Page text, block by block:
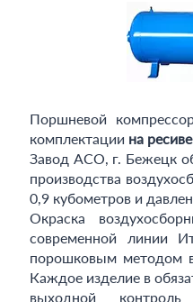
Поршневой
комплектации на
Завод АСО, г. Бежецк
производства
0,9 кубометров и
Окраска
современной линии
порошковым методом
Каждое изделие в
выходной